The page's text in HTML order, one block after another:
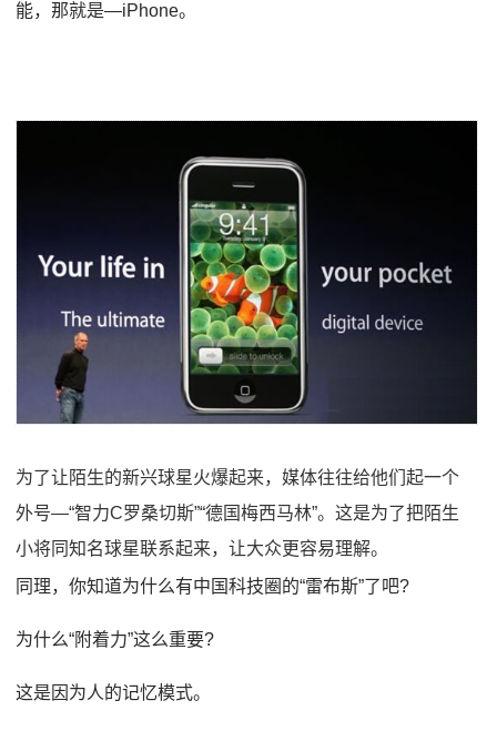
能，那就是—iPhone。
为了让陌生的新兴球星火爆起来，媒体往往给他们起一个
外号—“智力C罗桑切斯”“德国梅西马林”。这是为了把陌生
小将同知名球星联系起来，让大众更容易理解。
同理，你知道为什么有中国科技圈的“雷布斯”了吧?
为什么“附着力”这么重要?
这是因为人的记忆模式。